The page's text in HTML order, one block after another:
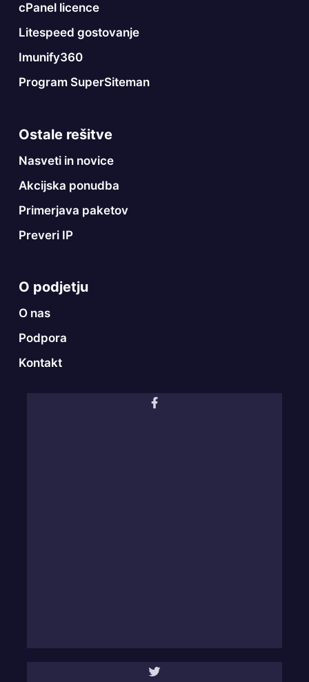
cPanel licence
Litespeed gostovanje
Imunify360
Program SuperSiteman
Ostale rešitve
Nasveti in novice
Akcijska ponudba
Primerjava paketov
Preveri IP
O podjetju
O nas
Podpora
Kontakt